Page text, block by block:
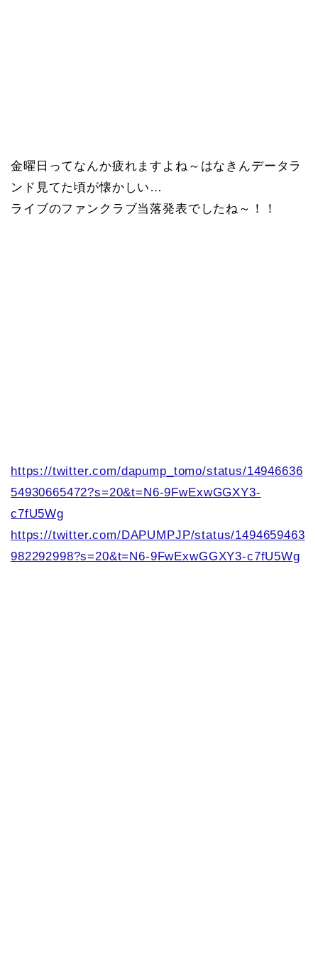
金曜日ってなんか疲れますよね～はなきんデータラ
ンド見てた頃が懐かしい…
ライブのファンクラブ当落発表でしたね～！！
https://twitter.com/dapump_tomo/status/14946636
54930665472?s=20&t=N6-9FwExwGGXY3-
c7fU5Wg
https://twitter.com/DAPUMPJP/status/1494659463
982292998?s=20&t=N6-9FwExwGGXY3-c7fU5Wg